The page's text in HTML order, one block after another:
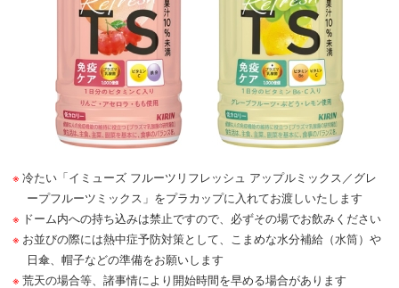
冷たい「イミューズ フルーツリフレッシュ アップルミックス／グレ
ープフルーツミックス」をプラカップに入れてお渡しいたします
ドーム内への持ち込みは禁止ですので、必ずその場でお飲みください
お並びの際には熱中症予防対策として、こまめな水分補給（水筒）や
日傘、帽子などの準備をお願いします
荒天の場合等、諸事情により開始時間を早める場合があります